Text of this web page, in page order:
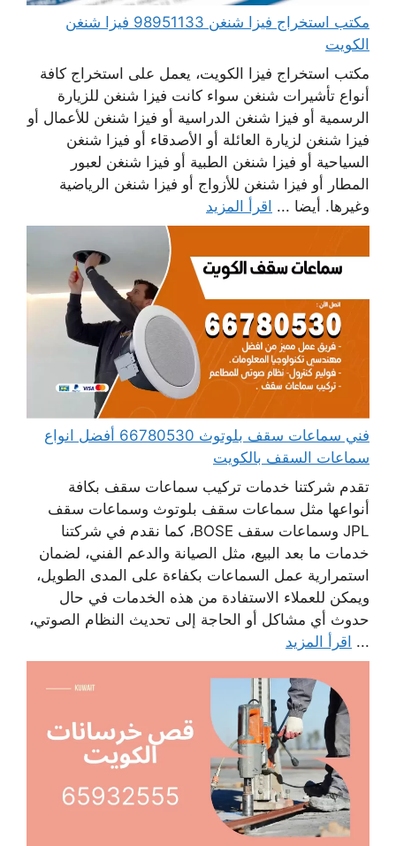
مكتب استخراج فيزا شنغن 98951133 فيزا شنغن
الكويت
مكتب استخراج فيزا الكويت، يعمل على استخراج كافة
أنواع تأشيرات شنغن سواء كانت فيزا شنغن للزيارة
الرسمية أو فيزا شنغن الدراسية أو فيزا شنغن للأعمال أو
فيزا شنغن لزيارة العائلة أو الأصدقاء أو فيزا شنغن
السياحية أو فيزا شنغن الطبية أو فيزا شنغن لعبور
المطار أو فيزا شنغن للأزواج أو فيزا شنغن الرياضية
وغيرها. أيضا ... اقرأ المزيد
فني سماعات سقف بلوتوث 66780530 أفضل انواع
سماعات السقف بالكويت
تقدم شركتنا خدمات تركيب سماعات سقف بكافة
أنواعها مثل سماعات سقف بلوتوث وسماعات سقف
JPL وسماعات سقف BOSE، كما نقدم في شركتنا
خدمات ما بعد البيع، مثل الصيانة والدعم الفني، لضمان
استمرارية عمل السماعات بكفاءة على المدى الطويل،
ويمكن للعملاء الاستفادة من هذه الخدمات في حال
حدوث أي مشاكل أو الحاجة إلى تحديث النظام الصوتي،
... اقرأ المزيد